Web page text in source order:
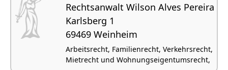
Rechtsanwalt Wilson Alves Pereira
Karlsberg 1
69469 Weinheim
Arbeitsrecht, Familienrecht, Verkehrsrecht,
Mietrecht und Wohnungseigentumsrecht,